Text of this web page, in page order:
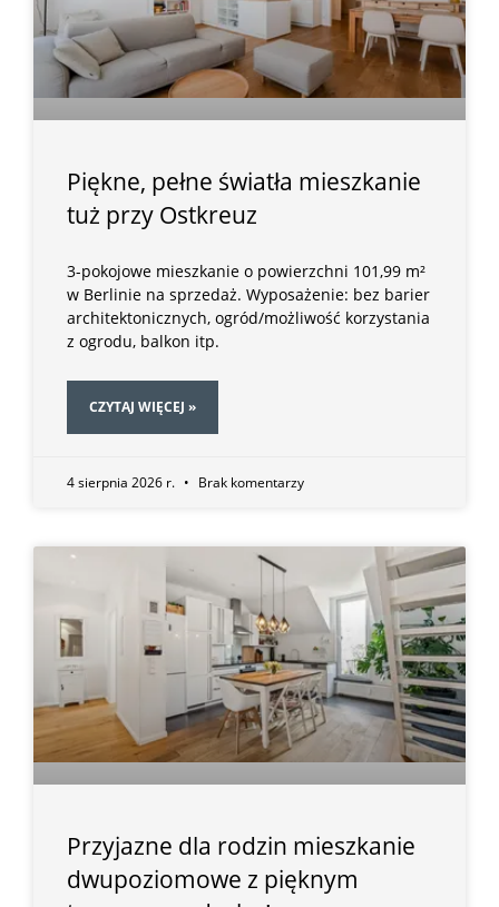
Piękne, pełne światła mieszkanie
tuż przy Ostkreuz
3-pokojowe mieszkanie o powierzchni 101,99 m²
w Berlinie na sprzedaż. Wyposażenie: bez barier
architektonicznych, ogród/możliwość korzystania
z ogrodu, balkon itp.
CZYTAJ WIĘCEJ »
4 sierpnia 2026 r. Brak komentarzy
Przyjazne dla rodzin mieszkanie
dwupoziomowe z pięknym